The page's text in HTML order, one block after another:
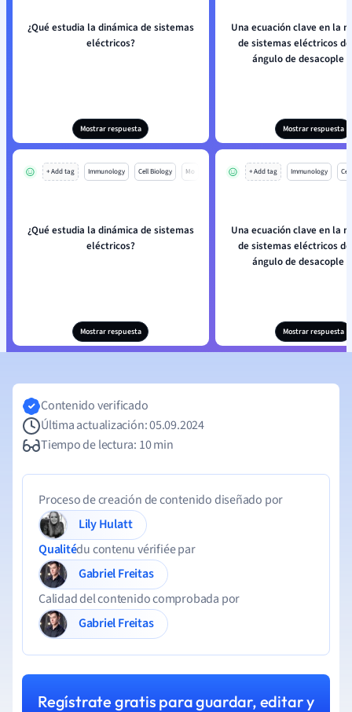
¿Qué estudia la dinámica de sistemas
eléctricos?
Mostrar respuesta
Una ecuación clave en la
de sistemas eléctricos
ángulo de desacople
Mostrar respuesta
+ Add tag Immunology Cell Biology Mo
¿Qué estudia la dinámica de sistemas
eléctricos?
Mostrar respuesta
+ Add tag Immunology
Una ecuación clave en la
de sistemas eléctricos
ángulo de desacople
Mostrar respuesta
Contenido verificado
Última actualización: 05.09.2024
Tiempo de lectura: 10 min
Proceso de creación de contenido diseñado por
Lily Hulatt
Qualitédu contenu vérifiée par
Gabriel Freitas
Calidad del contenido comprobada por
Gabriel Freitas
Regístrate gratis para guardar, editar y